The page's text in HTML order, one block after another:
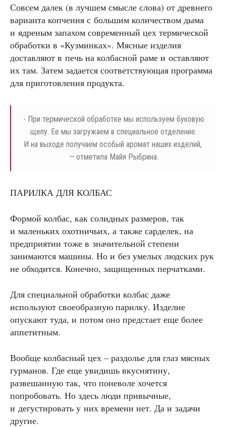
Совсем далек (в лучшем смысле слова) от древнего
варианта копчения с большим количеством дыма
и ядреным запахом современный цех термической
обработки в «Кузминках». Мясные изделия
доставляют в печь на колбасной раме и оставляют
их там. Затем задается соответствующая программа
для приготовления продукта.
- При термической обработке мы используем буковую
щепу. Ее мы загружаем в специальное отделение.
И на выходе получаем особый аромат наших изделий,
— отметила Майя Рыбрина.
ПАРИЛКА ДЛЯ КОЛБАС
Формой колбас, как солидных размеров, так
и маленьких охотничьих, а также сарделек, на
предприятии тоже в значительной степени
занимаются машины. Но и без умелых людских рук
не обходится. Конечно, защищенных перчатками.
Для специальной обработки колбас даже
используют своеобразную парилку. Изделие
опускают туда, и потом оно предстает еще более
аппетитным.
Вообще колбасный цех – раздолье для глаз мясных
гурманов. Где еще увидишь вкуснятину,
развешанную так, что поневоле хочется
попробовать. Но здесь люди привычные,
и дегустировать у них времени нет. Да и задачи
другие.